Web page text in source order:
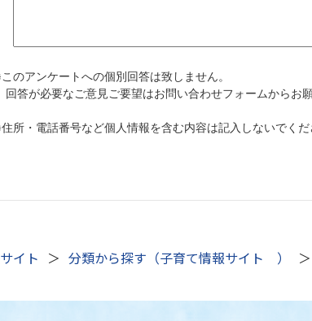
イト 分類から探す（子育て情報サイト ）